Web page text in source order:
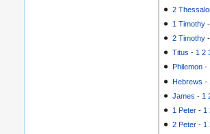
2
1 Timothy
2 Timothy
Titus - 1 2
Philemon -
Hebrews -
James - 1
1 Peter - 1
2 Peter - 1